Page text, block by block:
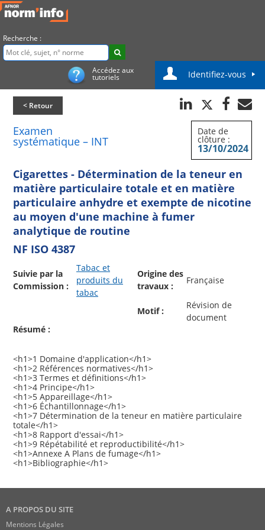
Recherche :
Accédez aux
tutoriels Identifiez-vous
< Retour
Examen
systématique – INT
Date de
clôture :
13/10/2024
Cigarettes - Détermination de la teneur en
matière particulaire totale et en matière
particulaire anhydre et exempte de nicotine
au moyen d'une machine à fumer
analytique de routine
NF ISO 4387
Suivie par la
Commission :
Tabac et
produits du
tabac
Origine des
travaux :
Française
Motif :
Révision de
document
Résumé :
<h1>1 Domaine d'application</h1>
<h1>2 Références normatives</h1>
<h1>3 Termes et définitions</h1>
<h1>4 Principe</h1>
<h1>5 Appareillage</h1>
<h1>6 Échantillonnage</h1>
<h1>7 Détermination de la teneur en matière particulaire
totale</h1>
<h1>8 Rapport d'essai</h1>
<h1>9 Répétabilité et reproductibilité</h1>
<h1>Annexe A Plans de fumage</h1>
A PROPOS DU SITE
Mentions Légales